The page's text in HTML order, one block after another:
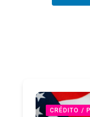
CRÉDITO /